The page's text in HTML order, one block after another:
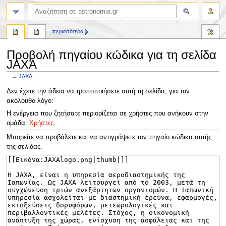
Προβολή πηγαίου κώδικα για τη σελίδα
JAXA
←JAXA
Πήδηση
στην
πλοήγηση
Πήδηση
στην
αναζήτηση
Δεν έχετε την άδεια να τροποποιήσετε αυτή τη σελίδα, για τον
ακόλουθο λόγο:
Η ενέργεια που ζητήσατε περιορίζεται σε χρήστες που ανήκουν στην
ομάδα: Χρήστες.
Μπορείτε να προβάλετε και να αντιγράψετε τον πηγαίο κώδικα αυτής
της σελίδας.
περισσότερα
αναζήτηση